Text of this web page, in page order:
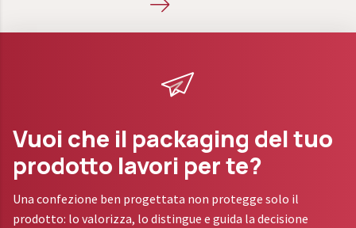
Vuoi che il packaging del tuo
prodotto lavori per te?
Una confezione ben progettata non protegge solo il
prodotto: lo valorizza, lo distingue e guida la decisione